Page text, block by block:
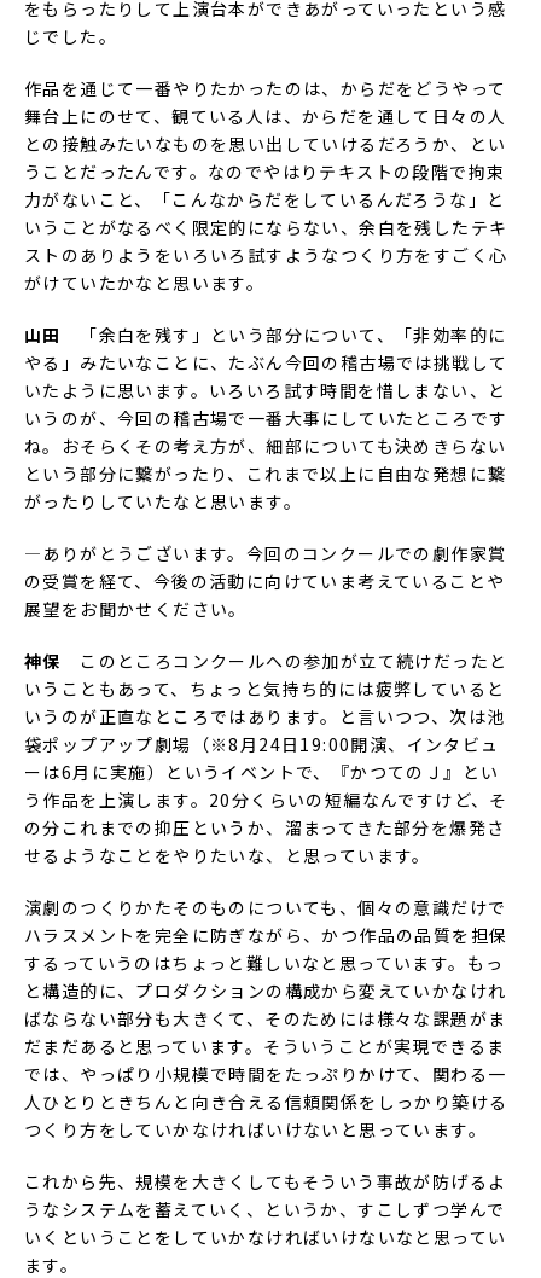
をもらったりして上演台本ができあがっていったという感
じでした。
作品を通じて一番やりたかったのは、からだをどうやって
舞台上にのせて、観ている人は、からだを通して日々の人
との接触みたいなものを思い出していけるだろうか、とい
うことだったんです。なのでやはりテキストの段階で拘束
力がないこと、「こんなからだをしているんだろうな」と
いうことがなるべく限定的にならない、余白を残したテキ
ストのありようをいろいろ試すようなつくり方をすごく心
がけていたかなと思います。
山田
「余白を残す」という部分について、「非効率的に
やる」みたいなことに、たぶん今回の稽古場では挑戦して
いたように思います。いろいろ試す時間を惜しまない、と
いうのが、今回の稽古場で一番大事にしていたところです
ね。おそらくその考え方が、細部についても決めきらない
という部分に繋がったり、これまで以上に自由な発想に繋
がったりしていたなと思います。
―ありがとうございます。今回のコンクールでの劇作家賞
の受賞を経て、今後の活動に向けていま考えていることや
展望をお聞かせください。
神保 このところコンクールへの参加が立て続けだったと
いうこともあって、ちょっと気持ち的には疲弊していると
いうのが正直なところではあります。と言いつつ、次は池
袋ポップアップ劇場（※8月24日19:00開演、インタビュ
ーは6月に実施）というイベントで、『かつてのＪ』とい
う作品を上演します。20分くらいの短編なんですけど、そ
の分これまでの抑圧というか、溜まってきた部分を爆発さ
せるようなことをやりたいな、と思っています。
演劇のつくりかたそのものについても、個々の意識だけで
ハラスメントを完全に防ぎながら、かつ作品の品質を担保
するっていうのはちょっと難しいなと思っています。もっ
と構造的に、プロダクションの構成から変えていかなけれ
ばならない部分も大きくて、そのためには様々な課題がま
だまだあると思っています。そういうことが実現できるま
では、やっぱり小規模で時間をたっぷりかけて、関わる一
人ひとりときちんと向き合える信頼関係をしっかり築ける
つくり方をしていかなければいけないと思っています。
これから先、規模を大きくしてもそういう事故が防げるよ
うなシステムを蓄えていく、というか、すこしずつ学んで
いくということをしていかなければいけないなと思ってい
ます。